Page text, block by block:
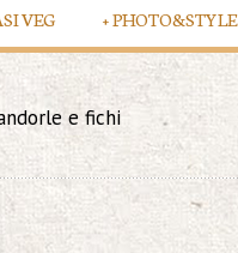
VEG PHOTO&STYLE
+
e fichi